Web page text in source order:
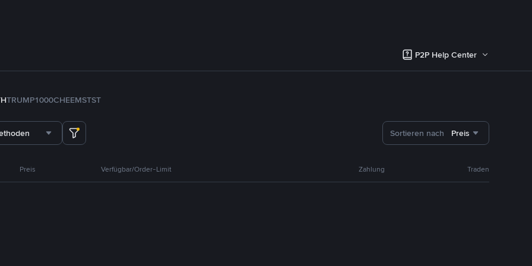
P2P Help Center
TRUMP1000CHEEMSTST
Sortieren nach Preis
Preis Verfügbar/Order-Limit Zahlung Traden